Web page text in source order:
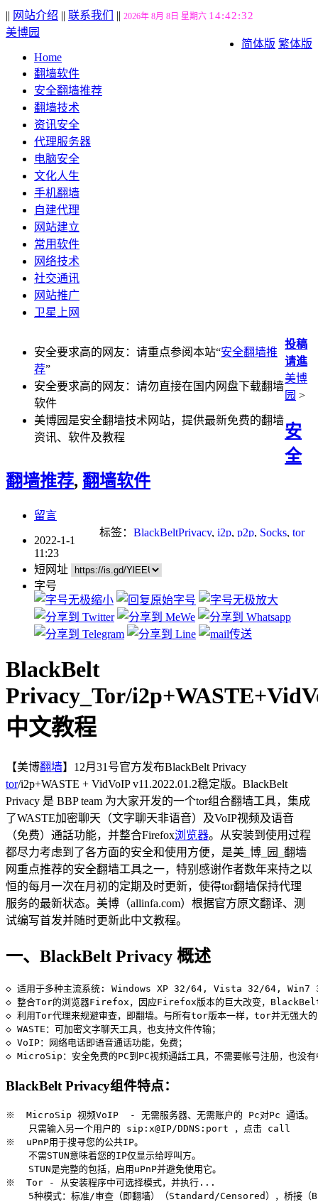
|| 网站介绍 || 联系我们 || 2026年 8月 8日 星期六 14:42:33
简体版 繁体版
美博园
Home
翻墙软件
安全翻墙推荐
翻墙技术
资讯安全
代理服务器
电脑安全
文化人生
手机翻墙
自建代理
网站建立
常用软件
网络技术
社交通讯
网站推广
卫星上网
安全要求高的网友：请重点参阅本站“安全翻墙推
荐”
安全要求高的网友：请勿直接在国内网盘下载翻墙
软件
美博园是安全翻墙技术网站，提供最新免费的翻墙
资讯、软件及教程
投稿
请進
美博
园 >
安
全
翻墙推荐, 翻墙软件
留言
标签： BlackBeltPrivacy, i2p, p2p, Socks, tor
2022-1-1
11:23
短网址
字号
BlackBelt
Privacy_Tor/
中文教程
【美博翻墙】12月31号官方发布BlackBelt Privacy
tor/i2p+WASTE + VidVoIP v11.2022.01.2稳定版。BlackBelt
Privacy 是 BBP team 为大家开发的一个tor组合翻墙工具，集成
了WASTE加密聊天（文字聊天非语音）及VoIP视频及语音
（免费）通話功能，并整合Firefox浏览器。从安装到使用过程
都尽力考虑到了各方面的安全和使用方便，是美_博_园_翻墙
网重点推荐的安全翻墙工具之一，特别感谢作者数年来持之以
恒的每月一次在月初的定期及时更新，使得tor翻墙保持代理
服务的最新状态。美博（allinfa.com）根据官方原文翻译、测
试编写首发并随时更新此中文教程。
一、BlackBelt Privacy 概述
◇ 适用于多种主流系统: Windows XP 32/64, Vista 32/64,
◇ 整合Tor的浏览器Firefox，因应Firefox版本的巨大改变，BlackBelt
◇ 利用Tor代理来规避审查，即翻墙。与所有tor版本一样，tor并无强
◇ WASTE：可加密文字聊天工具，也支持文件传输；
◇ VoIP：网络电话即语音通话功能，免费；
BlackBelt Privacy组件特点：
※  MicroSip 视频VoIP  - 无需服务器、无需账户的 Pc对Pc 通话。
    只需输入另一个用户的 sip:x@IP/DDNS:port ，点击 call
※  uPnP用于搜寻您的公共IP。
    不需STUN意味着您的IP仅显示给呼叫方。
    STUN是完整的包括，启用uPnP并避免使用它。
※  Tor - 从安装程序中可选择模式，并执行...
5种模式：标准/审查（即翻墙）（Standard/Censored），桥接